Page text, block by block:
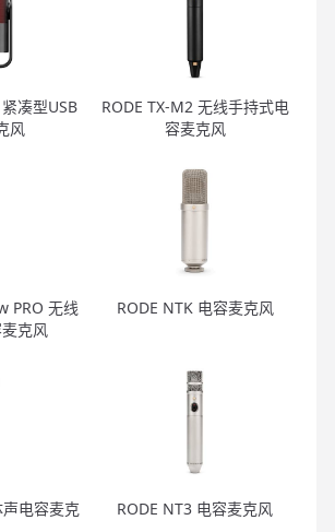
凑型USB
风
RODE TX-M2 无线手持式电
容麦克风
PRO 无线
克风
RODE NTK 电容麦克风
电容麦克
RODE NT3 电容麦克风